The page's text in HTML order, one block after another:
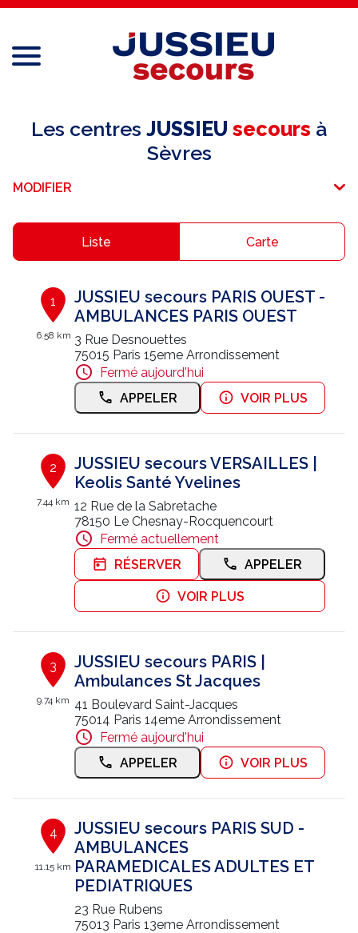
Menu
Réseau national
Services aux professionnels
E-paiement
Une question ?
Nous contacter
Trouver un centre JUSSIEU
Les centres JUSSIEU secours à
Sèvres
MODIFIER
Liste Carte
1
6.58 km
JUSSIEU secours PARIS OUEST -
AMBULANCES PARIS OUEST
3 Rue Desnouettes
75015 Paris 15eme Arrondissement
Fermé aujourd'hui
APPELER
VOIR PLUS
2
7.44 km
JUSSIEU secours VERSAILLES |
Keolis Santé Yvelines
12 Rue de la Sabretache
78150 Le Chesnay-Rocquencourt
Fermé actuellement
RÉSERVER
APPELER
VOIR PLUS
3
9.74 km
JUSSIEU secours PARIS |
Ambulances St Jacques
41 Boulevard Saint-Jacques
75014 Paris 14eme Arrondissement
Fermé aujourd'hui
APPELER
VOIR PLUS
4
11.15 km
JUSSIEU secours PARIS SUD -
AMBULANCES
PARAMEDICALES ADULTES ET
PEDIATRIQUES
23 Rue Rubens
75013 Paris 13eme Arrondissement